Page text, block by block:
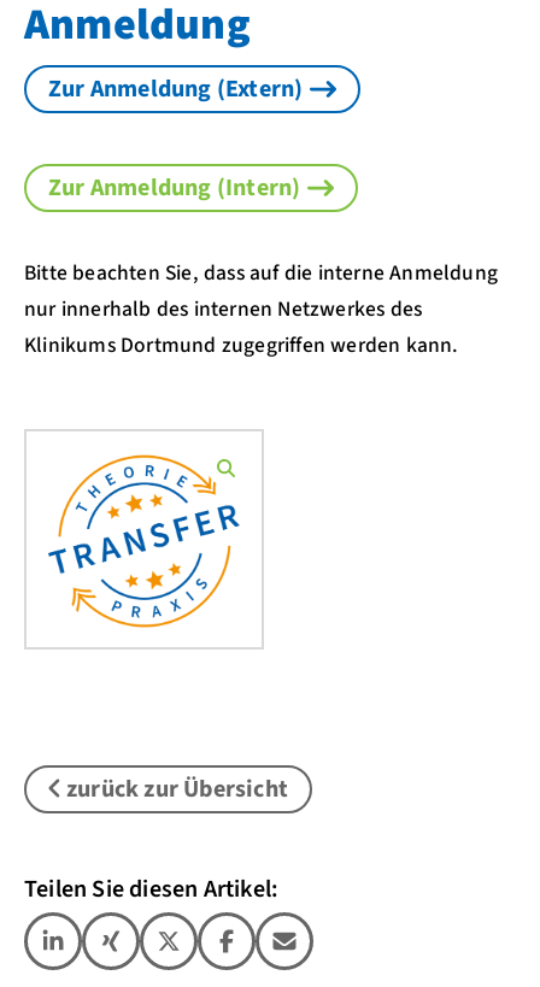
Anmeldung
Zur Anmeldung (Extern)
Zur Anmeldung (Intern)
Bitte beachten Sie, dass auf die interne Anmeldung
nur innerhalb des internen Netzwerkes des
Klinikums Dortmund zugegriffen werden kann.
zurück zur Übersicht
Teilen Sie diesen Artikel: